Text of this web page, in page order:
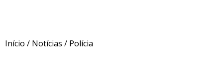
Início / Notícias / Polícia